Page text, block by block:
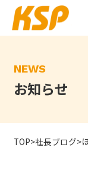
Skip
the
content
NEWS
お知らせ
TOP>社長ブログ>